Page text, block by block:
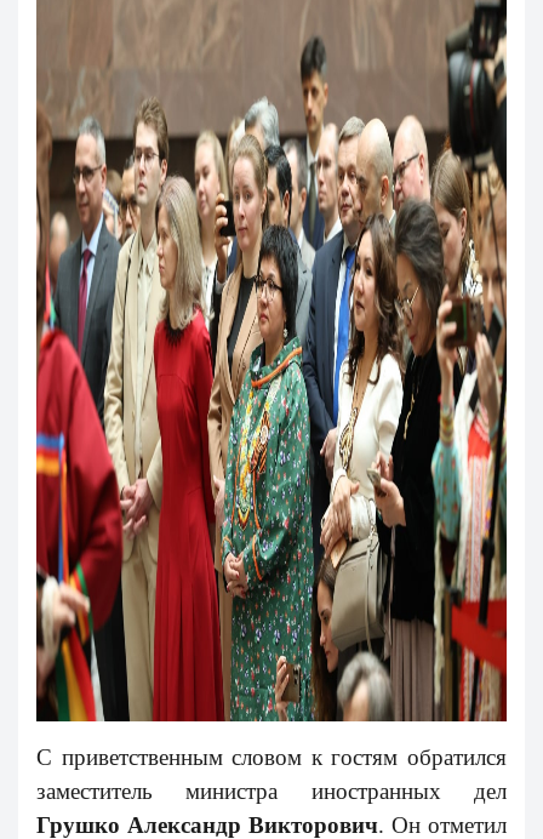
С приветственным словом к гостям обратился
заместитель министра иностранных дел
Грушко Александр Викторович. Он отметил